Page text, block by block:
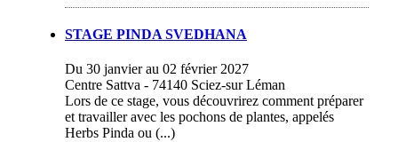
STAGE PINDA SVEDHANA
Du 30 janvier au 02 février 2027
Centre Sattva - 74140 Sciez-sur Léman
Lors de ce stage, vous découvrirez comment préparer
et travailler avec les pochons de plantes, appelés
Herbs Pinda ou (...)